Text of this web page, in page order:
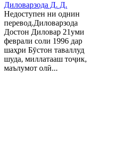
Диловарзода Д. Д.
Недоступен ни однин
перевод.Диловарзода
Достон Диловар 21уми
феврали соли 1996 дар
шаҳри Бӯстон таваллуд
шуда, миллатааш тоҷик,
маълумот олӣ...